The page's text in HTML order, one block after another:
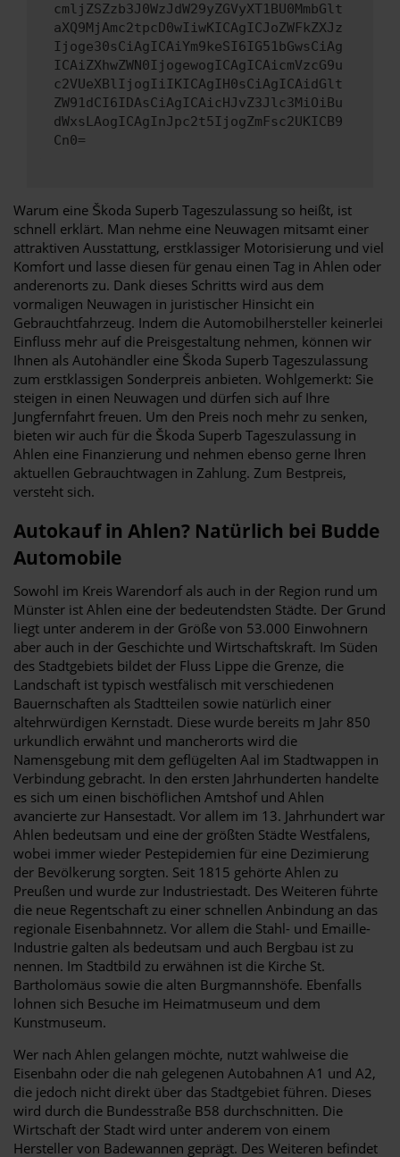
cmljZSZzb3J0WzJdW29yZGVyXT1BU0MmbGlt
aXQ9MjAmc2tpcD0wIiwKICAgICJoZWFkZXJz
Ijoge30sCiAgICAiYm9keSI6IG51bGwsCiAg
ICAiZXhwZWN0IjogewogICAgICAicmVzcG9u
c2VUeXBlIjogIiIKICAgIH0sCiAgICAidGlt
ZW91dCI6IDAsCiAgICAicHJvZ3Jlc3MiOiBu
dWxsLAogICAgInJpc2t5IjogZmFsc2UKICB9
Cn0=
Warum eine Škoda Superb Tageszulassung so heißt, ist
schnell erklärt. Man nehme eine Neuwagen mitsamt einer
attraktiven Ausstattung, erstklassiger Motorisierung und viel
Komfort und lasse diesen für genau einen Tag in Ahlen oder
anderenorts zu. Dank dieses Schritts wird aus dem
vormaligen Neuwagen in juristischer Hinsicht ein
Gebrauchtfahrzeug. Indem die Automobilhersteller keinerlei
Einfluss mehr auf die Preisgestaltung nehmen, können wir
Ihnen als Autohändler eine Škoda Superb Tageszulassung
zum erstklassigen Sonderpreis anbieten. Wohlgemerkt: Sie
steigen in einen Neuwagen und dürfen sich auf Ihre
Jungfernfahrt freuen. Um den Preis noch mehr zu senken,
bieten wir auch für die Škoda Superb Tageszulassung in
Ahlen eine Finanzierung und nehmen ebenso gerne Ihren
aktuellen Gebrauchtwagen in Zahlung. Zum Bestpreis,
versteht sich.
Autokauf in Ahlen? Natürlich bei Budde
Automobile
Sowohl im Kreis Warendorf als auch in der Region rund um
Münster ist Ahlen eine der bedeutendsten Städte. Der Grund
liegt unter anderem in der Größe von 53.000 Einwohnern
aber auch in der Geschichte und Wirtschaftskraft. Im Süden
des Stadtgebiets bildet der Fluss Lippe die Grenze, die
Landschaft ist typisch westfälisch mit verschiedenen
Bauernschaften als Stadtteilen sowie natürlich einer
altehrwürdigen Kernstadt. Diese wurde bereits m Jahr 850
urkundlich erwähnt und mancherorts wird die
Namensgebung mit dem geflügelten Aal im Stadtwappen in
Verbindung gebracht. In den ersten Jahrhunderten handelte
es sich um einen bischöflichen Amtshof und Ahlen
avancierte zur Hansestadt. Vor allem im 13. Jahrhundert war
Ahlen bedeutsam und eine der größten Städte Westfalens,
wobei immer wieder Pestepidemien für eine Dezimierung
der Bevölkerung sorgten. Seit 1815 gehörte Ahlen zu
Preußen und wurde zur Industriestadt. Des Weiteren führte
die neue Regentschaft zu einer schnellen Anbindung an das
regionale Eisenbahnnetz. Vor allem die Stahl- und Emaille-
Industrie galten als bedeutsam und auch Bergbau ist zu
nennen. Im Stadtbild zu erwähnen ist die Kirche St.
Bartholomäus sowie die alten Burgmannshöfe. Ebenfalls
lohnen sich Besuche im Heimatmuseum und dem
Kunstmuseum.
Wer nach Ahlen gelangen möchte, nutzt wahlweise die
Eisenbahn oder die nah gelegenen Autobahnen A1 und A2,
die jedoch nicht direkt über das Stadtgebiet führen. Dieses
wird durch die Bundesstraße B58 durchschnitten. Die
Wirtschaft der Stadt wird unter anderem von einem
Hersteller von Badewannen geprägt. Des Weiteren befindet